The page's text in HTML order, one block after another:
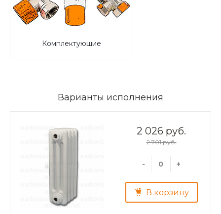
Комплектующие
Варианты исполнения
2 026 руб.
2 701 руб.
- +
В корзину